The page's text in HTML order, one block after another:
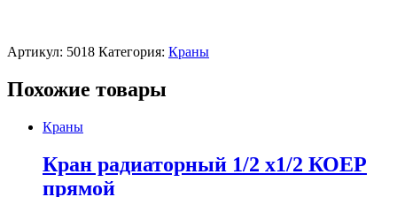
Артикул: 5018 Категория: Краны
Похожие товары
Краны
Кран радиаторный 1/2 х1/2 КОЕР
прямой